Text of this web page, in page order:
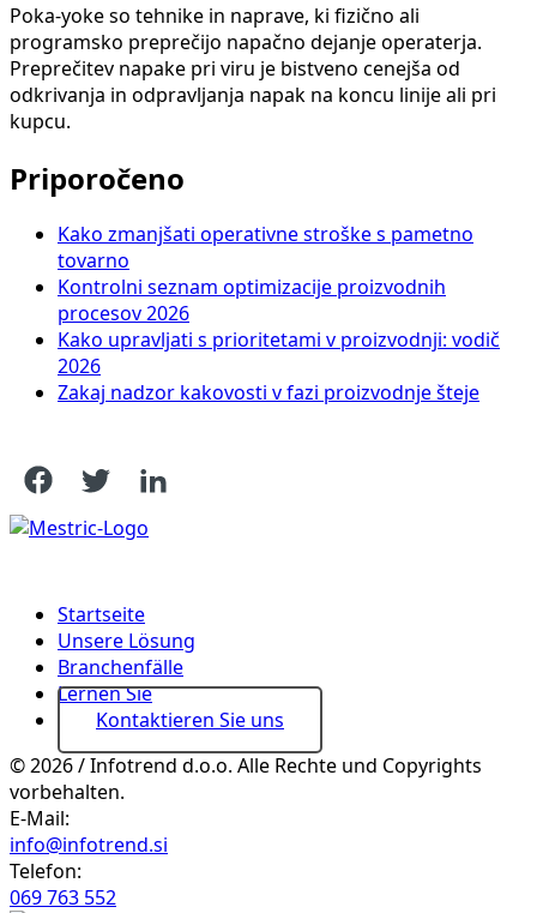
Poka-yoke so tehnike in naprave, ki fizično ali
programsko preprečijo napačno dejanje operaterja.
Preprečitev napake pri viru je bistveno cenejša od
odkrivanja in odpravljanja napak na koncu linije ali pri
kupcu.
Priporočeno
Kako zmanjšati operativne stroške s pametno
tovarno
Kontrolni seznam optimizacije proizvodnih
procesov 2026
Kako upravljati s prioritetami v proizvodnji: vodič
2026
Zakaj nadzor kakovosti v fazi proizvodnje šteje
Startseite
Unsere Lösung
Branchenfälle
Lernen Sie
Kontaktieren Sie uns
© 2026 / Infotrend d.o.o. Alle Rechte und Copyrights
vorbehalten.
E-Mail:
info@infotrend.si
Telefon:
069 763 552